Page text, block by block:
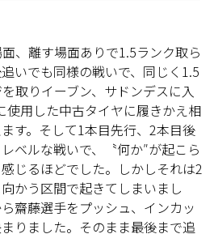
、離す場面ありで1.5ランク取ら
いでも同様の戦いで、同じく1.5
取りイーブン、サドンデスに入
使用した中古タイヤに履きかえ相
す。そして1本目先行、2本目後
ベルな戦いで、〝何か″が起こら
じるほどでした。しかしそれは2
かう区間で起きてしまいまし
齋藤選手をプッシュ、インカッ
りました。そのまま最後まで追